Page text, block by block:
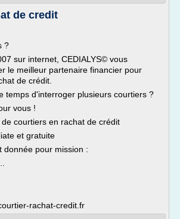
de credit
?
sur internet, CEDIALYS© vous
le meilleur partenaire financier pour
de crédit.
temps d'interroger plusieurs courtiers ?
vous !
courtiers en rachat de crédit
et gratuite
donnée pour mission :
rachat-credit.fr